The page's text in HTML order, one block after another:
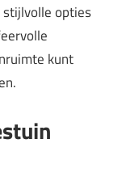
stijlvolle opties
kunt